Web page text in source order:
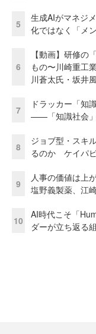
5
生成AIがマネジ
化ではなく「メ
6
【動画】研修の
もの〜川崎重工
川蒼太氏・坂井風
7
ドラッカー「知
——「知識社会」
8
ジョブ型・スキ
るのか ケイパ
9
人事の価値は上
塩野義製薬、江
10
AI時代こそ「
ダーが立ち返る